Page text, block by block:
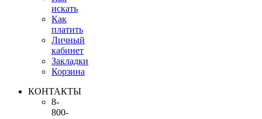
искать
Как
платить
Личный
кабинет
Закладки
Корзина
КОНТАКТЫ
8-
800-